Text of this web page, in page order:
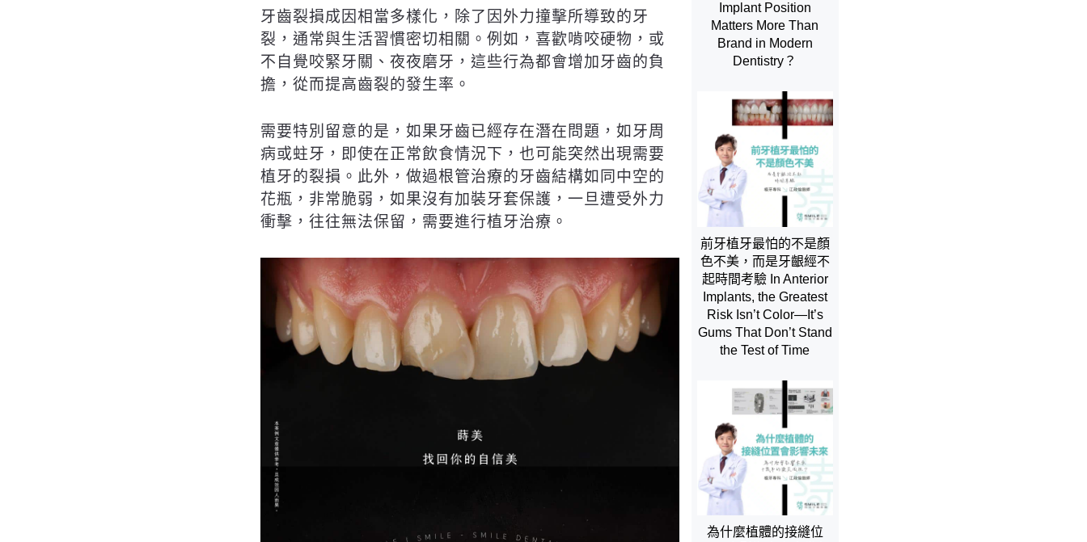
牙齒裂損成因相當多樣化，除了因外力撞擊所導致的牙
裂，通常與生活習慣密切相關。例如，喜歡啃咬硬物，或
不自覺咬緊牙關、夜夜磨牙，這些行為都會增加牙齒的負
擔，從而提高齒裂的發生率。
需要特別留意的是，如果牙齒已經存在潛在問題，如牙周
病或蛀牙，即使在正常飲食情況下，也可能突然出現需要
植牙的裂損。此外，做過根管治療的牙齒結構如同中空的
花瓶，非常脆弱，如果沒有加裝牙套保護，一旦遭受外力
衝擊，往往無法保留，需要進行植牙治療。
Implant Position
Matters More Than
Brand in Modern
Dentistry？
前牙植牙最怕的不是顏
色不美，而是牙齦經不
起時間考驗 In Anterior
Implants, the Greatest
Risk Isn’t Color—It’s
Gums That Don’t Stand
the Test of Time
為什麼植體的接縫位